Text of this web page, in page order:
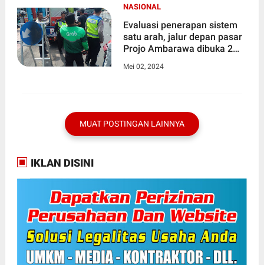
NASIONAL
Evaluasi penerapan sistem
satu arah, jalur depan pasar
Projo Ambarawa dibuka 2
Mei 02, 2024
MUAT POSTINGAN LAINNYA
IKLAN DISINI